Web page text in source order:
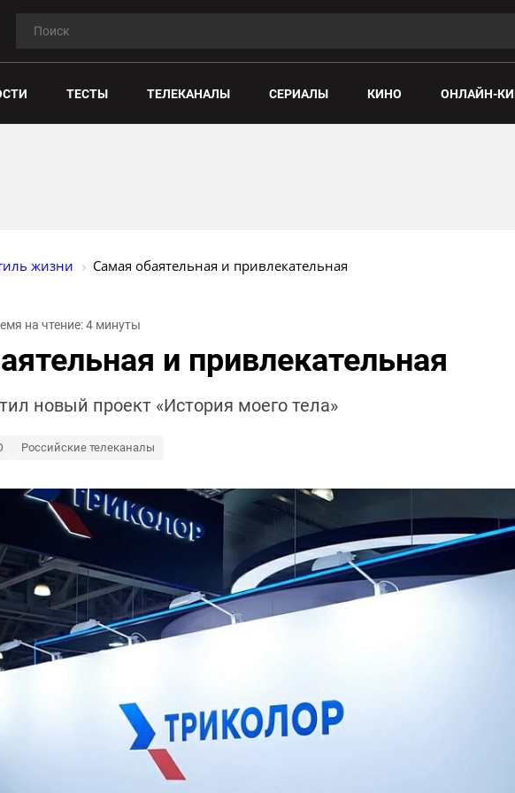
ТЕСТЫ ТЕЛЕКАНАЛЫ СЕРИАЛЫ КИНО ОНЛАЙН-
жизни Самая обаятельная и привлекательная
на чтение: 4 минуты
и привлекательная
новый проект «История моего тела»
Российские телеканалы